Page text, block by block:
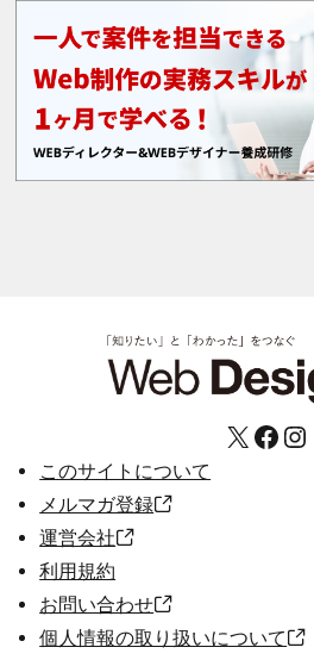
X Facebook Instagram
このサイトについて
メルマガ登録
運営会社
利用規約
お問い合わせ
個人情報の取り扱いについて